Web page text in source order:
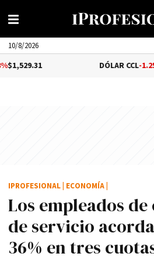
10/8/2026
-1.25%
Los empleados de
de servicio
36% en tres
IPROFESIONAL ECONOMÍA